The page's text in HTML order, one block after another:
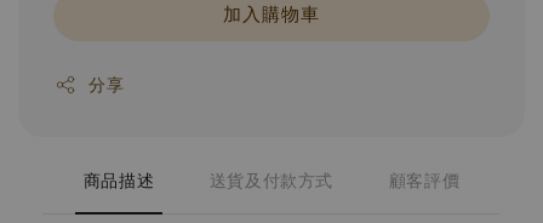
加入購物車
分享
商品描述 送貨及付款方式 顧客評價